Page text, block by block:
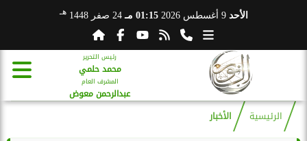
الأحد 9 أغسطس 2026 01:15 مـ 24 صفر 1448 هـ
رئيس التحرير
محمد حلمي
المشرف العام
عبدالرحمن معوض
الرئيسية الأخبار